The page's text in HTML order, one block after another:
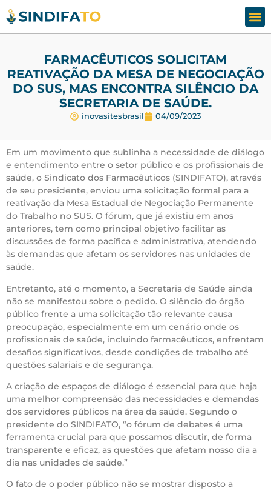
FARMACÊUTICOS SOLICITAM
REATIVAÇÃO DA MESA DE NEGOCIAÇÃO
DO SUS, MAS ENCONTRA SILÊNCIO DA
SECRETARIA DE SAÚDE.
inovasitesbrasil 04/09/2023
Em um movimento que sublinha a necessidade de diálogo
e entendimento entre o setor público e os profissionais de
saúde, o Sindicato dos Farmacêuticos (SINDIFATO), através
de seu presidente, enviou uma solicitação formal para a
reativação da Mesa Estadual de Negociação Permanente
do Trabalho no SUS. O fórum, que já existiu em anos
anteriores, tem como principal objetivo facilitar as
discussões de forma pacífica e administrativa, atendendo
às demandas que afetam os servidores nas unidades de
saúde.
Entretanto, até o momento, a Secretaria de Saúde ainda
não se manifestou sobre o pedido. O silêncio do órgão
público frente a uma solicitação tão relevante causa
preocupação, especialmente em um cenário onde os
profissionais de saúde, incluindo farmacêuticos, enfrentam
desafios significativos, desde condições de trabalho até
questões salariais e de segurança.
A criação de espaços de diálogo é essencial para que haja
uma melhor compreensão das necessidades e demandas
dos servidores públicos na área da saúde. Segundo o
presidente do SINDIFATO, “o fórum de debates é uma
ferramenta crucial para que possamos discutir, de forma
transparente e eficaz, as questões que afetam nosso dia a
dia nas unidades de saúde.”
O fato de o poder público não se mostrar disposto a